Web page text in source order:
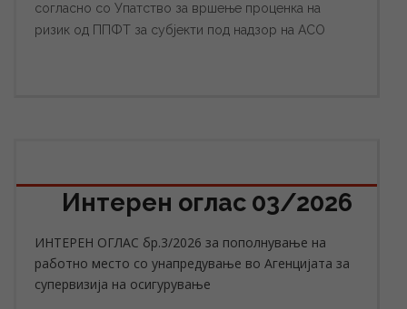
согласно со Упатство за вршење проценка на
ризик од ППФТ за субјекти под надзор на АСО
Интерен оглас 03/2026
ИНТЕРЕН ОГЛАС бр.3/2026 за пополнување на
работно место со унапредување во Агенцијата за
супервизија на осигурување